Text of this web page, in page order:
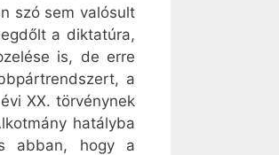
szó sem valósult
a diktatúra,
is, de erre
a
XX. törvénynek
hatályba
abban, hogy a